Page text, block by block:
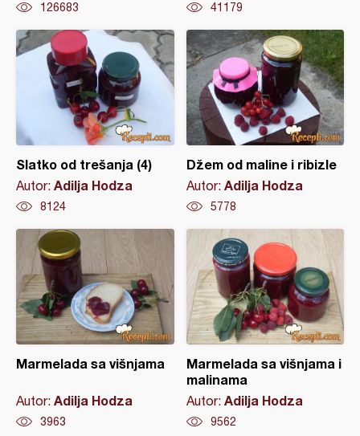
126683 41179
Slatko od trešanja (4)
Autor: Adilja Hodza
8124
Džem od maline i ribizle
Autor: Adilja Hodza
5778
Marmelada sa višnjama
Autor: Adilja Hodza
3963
Marmelada sa višnjama i
malinama
Autor: Adilja Hodza
9562